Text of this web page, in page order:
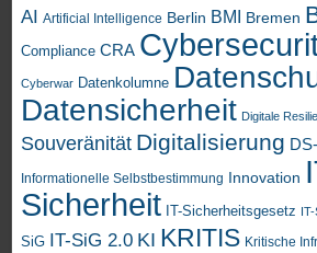
AI Artificial Intelligence Berlin BMI Bremen
Compliance CRA
Cyberwar Datenkolumne
Datensicherheit Digitale
Souveränität Digitalisierung
Informationelle Selbstbestimmung Innovation
Sicherheit IT-Sicherheitsgesetz
SiG IT-SiG 2.0 KI KRITIS Kritische